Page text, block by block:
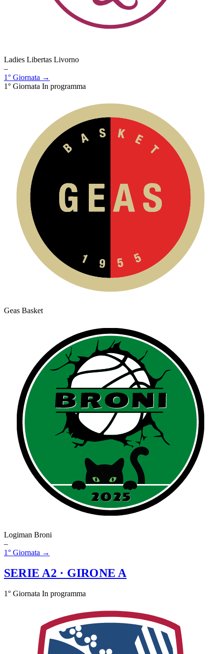
Ladies Libertas Livorno
–
1° Giornata →
1° Giornata In programma
Geas Basket
Logiman Broni
–
1° Giornata →
SERIE A2 · GIRONE A
1° Giornata In programma